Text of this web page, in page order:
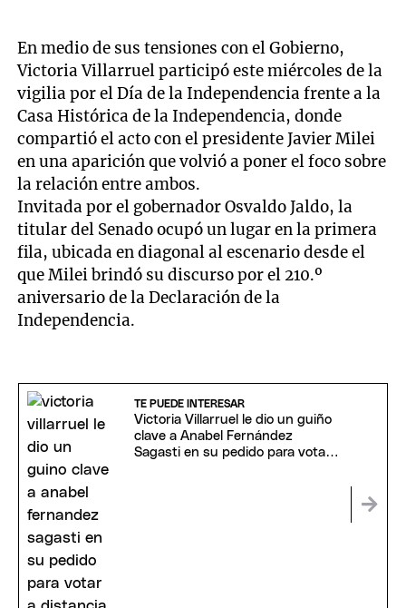
En medio de sus tensiones con el Gobierno,
Victoria Villarruel participó este miércoles de la
vigilia por el Día de la Independencia frente a la
Casa Histórica de la Independencia, donde
compartió el acto con el presidente Javier Milei
en una aparición que volvió a poner el foco sobre
la relación entre ambos.
Invitada por el gobernador Osvaldo Jaldo, la
titular del Senado ocupó un lugar en la primera
fila, ubicada en diagonal al escenario desde el
que Milei brindó su discurso por el 210.º
aniversario de la Declaración de la
Independencia.
TE PUEDE INTERESAR
Victoria Villarruel le dio un guiño
clave a Anabel Fernández
Sagasti en su pedido para votar